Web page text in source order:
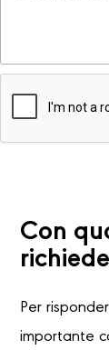
Con
Per
importante